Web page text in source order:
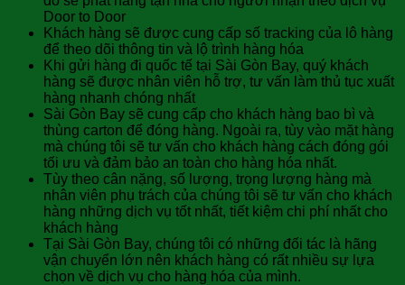
Door to Door
Khách hàng sẽ được cung cấp số tracking của lô hàng
để theo dõi thông tin và lộ trình hàng hóa
Khi gửi hàng đi quốc tế tại Sài Gòn Bay, quý khách
hàng sẽ được nhân viên hỗ trợ, tư vấn làm thủ tục xuất
hàng nhanh chóng nhất
Sài Gòn Bay sẽ cung cấp cho khách hàng bao bì và
thùng carton để đóng hàng. Ngoài ra, tùy vào mặt hàng
mà chúng tôi sẽ tư vấn cho khách hàng cách đóng gói
tối ưu và đảm bảo an toàn cho hàng hóa nhất.
Tùy theo cân nặng, số lượng, trọng lượng hàng mà
nhân viên phụ trách của chúng tôi sẽ tư vấn cho khách
hàng những dịch vụ tốt nhất, tiết kiệm chi phí nhất cho
khách hàng
Tại Sài Gòn Bay, chúng tôi có những đối tác là hãng
vận chuyển lớn nên khách hàng có rất nhiều sự lựa
chọn về dịch vụ cho hàng hóa của mình.